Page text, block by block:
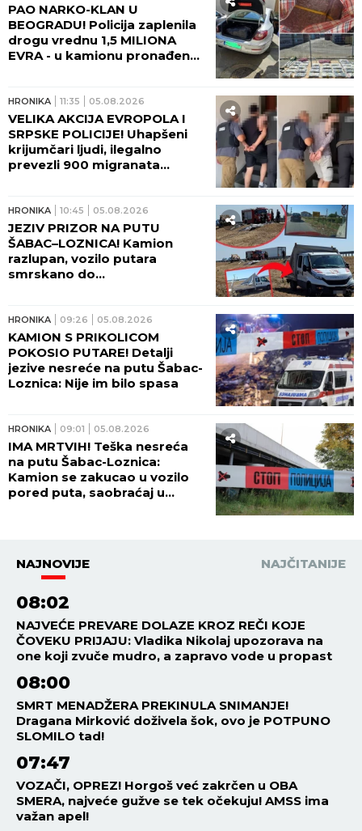
PAO NARKO-KLAN U
BEOGRADU! Policija zaplenila
drogu vrednu 1,5 MILIONA
EVRA - u kamionu pronađeno
HRONIKA 11:35 05.08.2026
VELIKA AKCIJA EVROPOLA I
SRPSKE POLICIJE! Uhapšeni
krijumčari ljudi, ilegalno
prevezli 900 migranata
HRONIKA 10:45 05.08.2026
JEZIV PRIZOR NA PUTU
ŠABAC–LOZNICA! Kamion
razlupan, vozilo putara
smrskano do
HRONIKA 09:26 05.08.2026
KAMION S PRIKOLICOM
POKOSIO PUTARE! Detalji
jezive nesreće na putu Šabac-
Loznica: Nije im bilo spasa
HRONIKA 09:01 05.08.2026
IMA MRTVIH! Teška nesreća
na putu Šabac-Loznica:
Kamion se zakucao u vozilo
pored puta, saobraćaj u
NAJNOVIJE NAJČITANIJE
08:02
NAJVEĆE PREVARE DOLAZE KROZ REČI KOJE
ČOVEKU PRIJAJU: Vladika Nikolaj upozorava na
one koji zvuče mudro, a zapravo vode u propast
08:00
SMRT MENADŽERA PREKINULA SNIMANJE!
Dragana Mirković doživela šok, ovo je POTPUNO
SLOMILO tad!
07:47
VOZAČI, OPREZ! Horgoš već zakrčen u OBA
SMERA, najveće gužve se tek očekuju! AMSS ima
važan apel!